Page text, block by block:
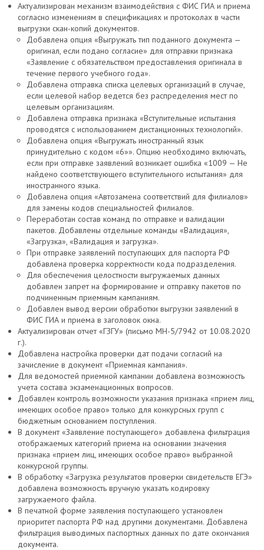
Актуализирован механизм взаимодействия с ФИС ГИА и приема
согласно изменениям в спецификациях и протоколах в части
выгрузки скан-копий документов.
Добавлена опция «Выгружать тип поданного документа —
оригинал, если подано согласие» для отправки признака
«Заявление с обязательством предоставления оригинала в
течение первого учебного года».
Добавлена отправка списка целевых организаций в случае,
если целевой набор ведется без распределения мест по
целевым организациям.
Добавлена отправка признака «Вступительные испытания
проводятся с использованием дистанционных технологий».
Добавлена опция «Выгружать иностранный язык
принудительно с кодом «6»». Опцию необходимо включать,
если при отправке заявлений возникает ошибка «1009 — Не
найдено соответствующего вступительного испытания» для
иностранного языка.
Добавлена опция «Автозамена соответствий для филиалов»
для замены кодов специальностей филиалов.
Переработан состав команд по отправке и валидации
пакетов. Добавлены отдельные команды «Валидация»,
«Загрузка», «Валидация и загрузка».
При отправке заявлений поступающих для паспорта РФ
добавлена проверка корректности кода подразделения.
Для обеспечения целостности выгружаемых данных
добавлен запрет на формирование и отправку пакетов по
подчиненным приемным кампаниям.
Добавлен вывод версии обработки выгрузки заявлений в
ФИС ГИА и приема в заголовок окна.
Актуализирован отчет «ГЗГУ» (письмо МН-5/7942 от 10.08.2020
г.).
Добавлена настройка проверки дат подачи согласий на
зачисление в документ «Приемная кампания».
Для ведомостей приемной кампании добавлена возможность
учета состава экзаменационных вопросов.
Добавлен контроль возможности указания признака «прием лиц,
имеющих особое право» только для конкурсных групп с
бюджетным основанием поступления.
В документ «Заявление поступающего» добавлена фильтрация
отображаемых категорий приема на основании значения
признака «прием лиц, имеющих особое право» выбранной
конкурсной группы.
В обработку «Загрузка результатов проверки свидетельств ЕГЭ»
добавлена возможность вручную указать кодировку
загружаемого файла.
В печатной форме заявления поступающего установлен
приоритет паспорта РФ над другими документами. Добавлена
фильтрация выводимых паспортных данных по дате окончания
документа.